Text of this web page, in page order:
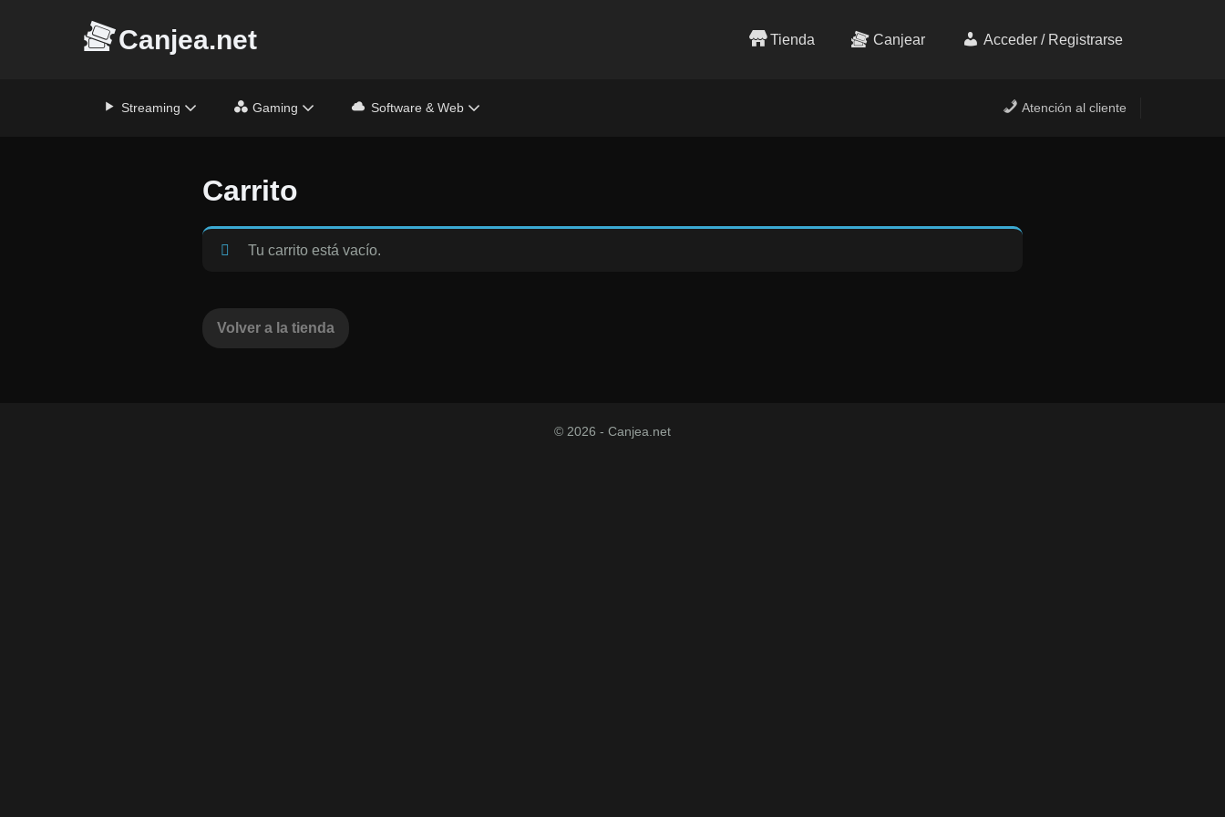
Canjea.net Tienda Canjear Acceder / Registrarse
Streaming Gaming Software & Web Atención al cliente
Carrito
Tu carrito está vacío.
Volver a la tienda
© 2026 - Canjea.net